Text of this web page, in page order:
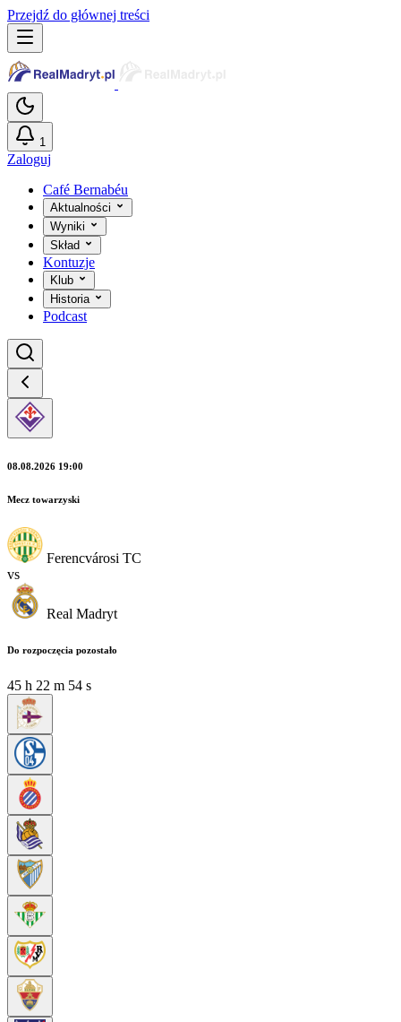
Przejdź do głównej treści
1
Zaloguj
Café Bernabéu
Aktualności
Wyniki
Skład
Kontuzje
Klub
Historia
Podcast
08.08.2026 19:00
Mecz towarzyski
Ferencvárosi TC
vs
Real Madryt
Do rozpoczęcia pozostało
45 h 22 m 53 s